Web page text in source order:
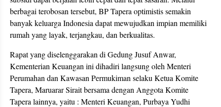
berbagai terobosan tersebut, BP Tapera optimistis semakin
banyak keluarga Indonesia dapat mewujudkan impian memiliki
rumah yang layak, terjangkau, dan berkualitas.
Rapat yang diselenggarakan di Gedung Jusuf Anwar,
Kementerian Keuangan ini dihadiri langsung oleh Menteri
Perumahan dan Kawasan Permukiman selaku Ketua Komite
Tapera, Maruarar Sirait bersama dengan Anggota Komite
Tapera lainnya, yaitu : Menteri Keuangan, Purbaya Yudhi